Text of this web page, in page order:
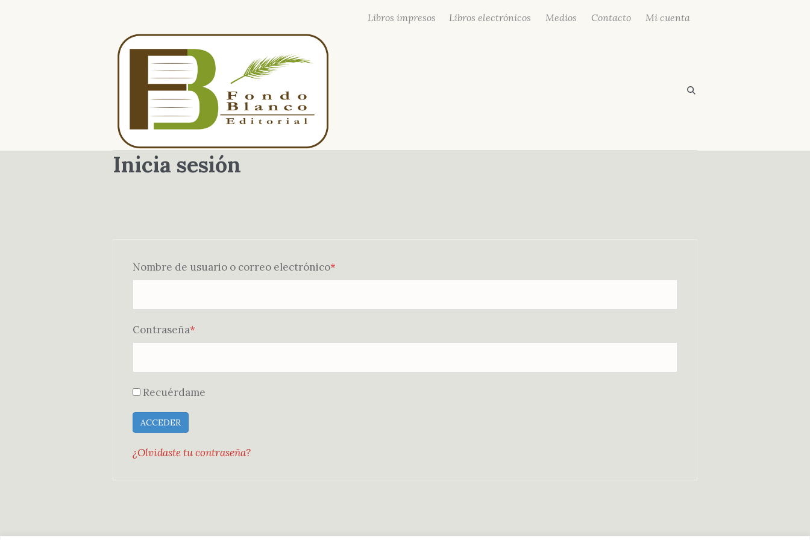
Libros impresos Libros electrónicos Medios Contacto Mi cuenta
Inicia sesión
Nombre de usuario o correo electrónico*
Contraseña*
Recuérdame
¿Olvidaste tu contraseña?